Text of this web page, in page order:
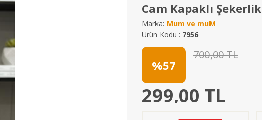
Cam Kapaklı Şekerlik
Marka: Mum ve muM
Ürün Kodu : 7956
%57
700,00 TL
299,00 TL